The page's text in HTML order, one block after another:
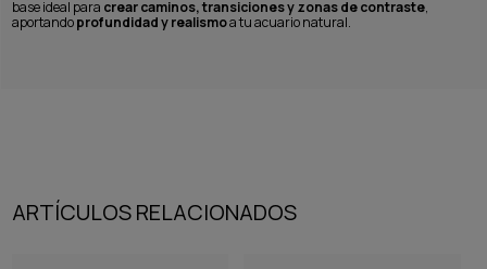
base ideal para crear caminos, transiciones y zonas de contraste,
aportandoprofundidad y realismoa tu acuario natural.
ARTÍCULOS RELACIONADOS